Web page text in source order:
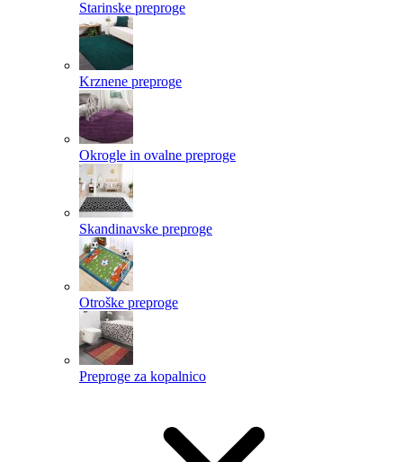
Starinske preproge
Krznene preproge
Okrogle in ovalne preproge
Skandinavske preproge
Otroške preproge
Preproge za kopalnico